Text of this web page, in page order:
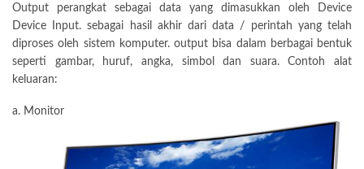
Output perangkat sebagai data yang dimasukkan oleh Device
Device Input. sebagai hasil akhir dari data / perintah yang telah
diproses oleh sistem komputer. output bisa dalam berbagai bentuk
seperti gambar, huruf, angka, simbol dan suara. Contoh alat
keluaran:
a. Monitor